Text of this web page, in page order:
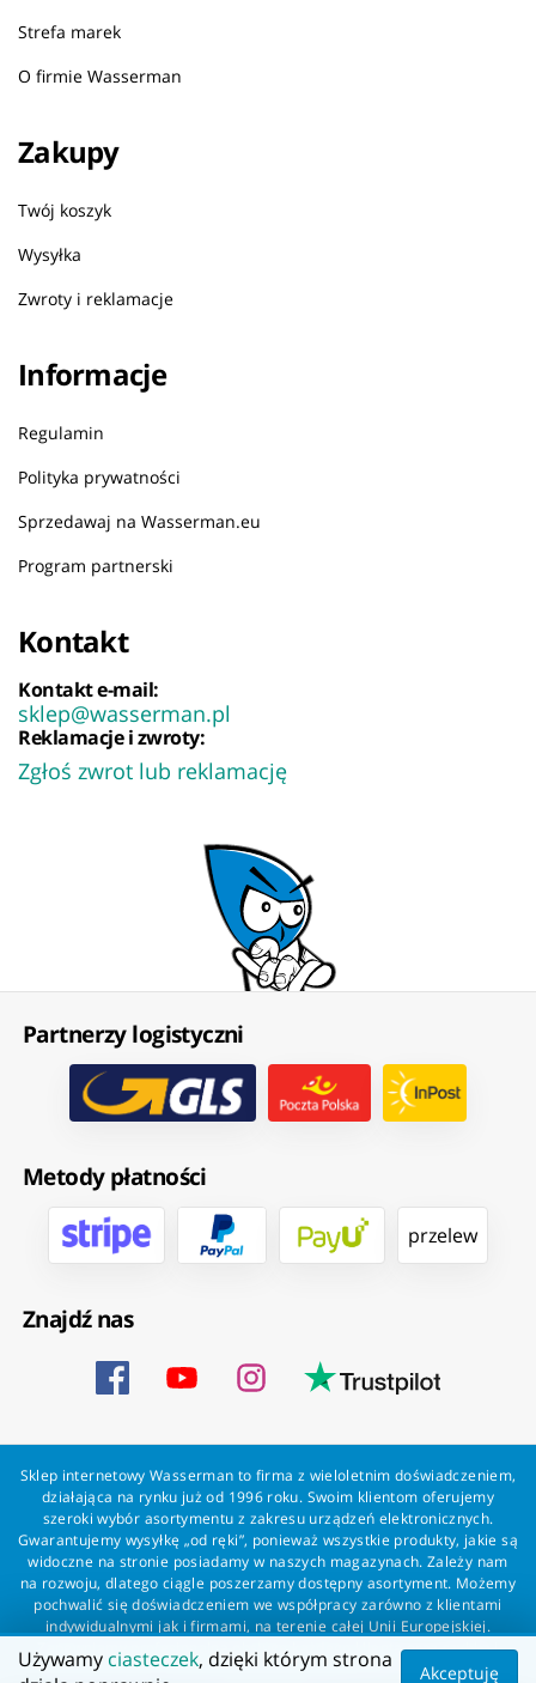
Strefa marek
O firmie Wasserman
Zakupy
Twój koszyk
Wysyłka
Zwroty i reklamacje
Informacje
Regulamin
Polityka prywatności
Sprzedawaj na Wasserman.eu
Program partnerski
Kontakt
Kontakt e-mail:
sklep@wasserman.pl
Reklamacje i zwroty:
Zgłoś zwrot lub reklamację
Partnerzy logistyczni
Metody płatności
przelew
Znajdź nas
Sklep internetowy Wasserman to firma z wieloletnim doświadczeniem,
działająca na rynku już od 1996 roku. Swoim klientom oferujemy
szeroki wybór asortymentu z zakresu urządzeń elektronicznych.
Gwarantujemy wysyłkę „od ręki”, ponieważ wszystkie produkty, jakie są
widoczne na stronie posiadamy w naszych magazynach. Zależy nam
na rozwoju, dlatego ciągle poszerzamy dostępny asortyment. Możemy
pochwalić się doświadczeniem we współpracy zarówno z klientami
indywidualnymi jak i firmami, na terenie całej Unii Europejskiej.
Zapewniamy profesjonalną obsługę każdego klienta oraz szybką i
bezproblemową realizację zamówień. Wasserman - wszystko dla
Używamy ciasteczek, dzięki którym strona
Akceptuję